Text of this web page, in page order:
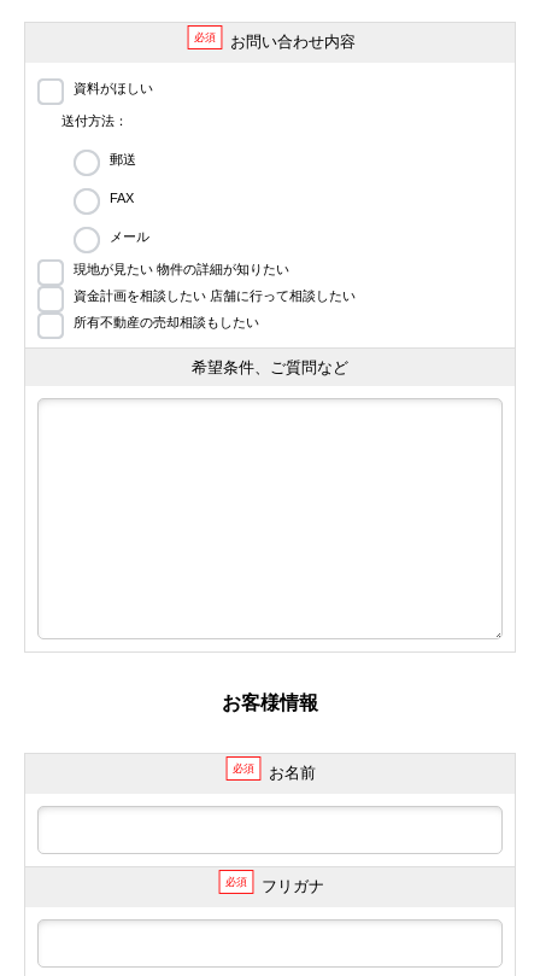
必須 お問い合わせ内容
資料がほしい
送付方法：
郵送
FAX
メール
現地が見たい 物件の詳細が知りたい
資金計画を相談したい 店舗に行って相談したい
所有不動産の売却相談もしたい
希望条件、ご質問など
お客様情報
必須 お名前
必須 フリガナ